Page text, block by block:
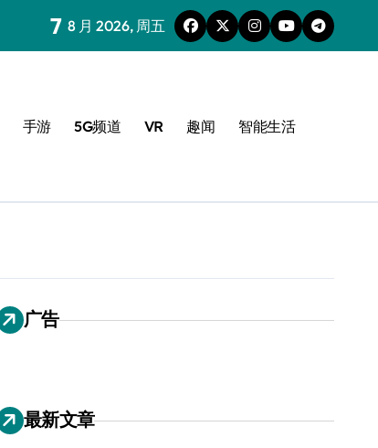
7 8 月 2026, 周五
手游 5G频道 VR 趣闻 智能生活
广告
最新文章